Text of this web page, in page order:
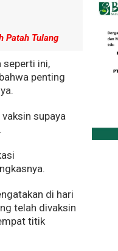
Patah Tulang
seperti ini,
penting
supaya
di hari
telah divaksin
titik